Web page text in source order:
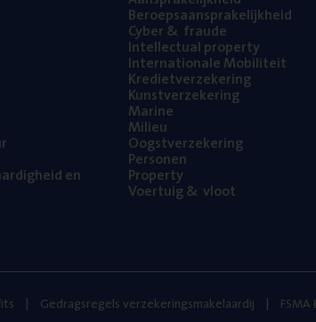
en
Beroeps­aan­spra­ke­lijk­heid
Cyber& fraude
Intel­lec­tu­al property
Inter­na­ti­o­na­le Mobiliteit
Kre­diet­ver­ze­ke­ring
Kunst­ver­ze­ke­ring
Mari­ne
Mili­eu
Oogst­ver­ze­ke­ring
Per­so­nen
Pro­per­ty
Voer­tuig& vloot
Gedragsregels verzekeringsmakelaardij FSMA